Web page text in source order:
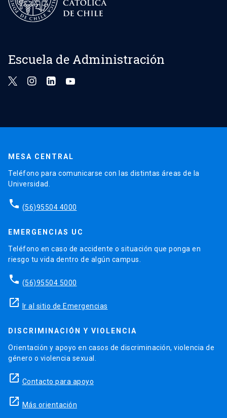
Escuela de Administración
MESA CENTRAL
Teléfono para comunicarse con las distintas áreas de la
Universidad.
phone (56)95504 4000
EMERGENCIAS UC
Teléfono en caso de accidente o situación que ponga en
riesgo tu vida dentro de algún campus.
phone (56)95504 5000
launch Ir al sitio de Emergencias
DISCRIMINACIÓN Y VIOLENCIA
Orientación y apoyo en casos de discriminación, violencia de
género o violencia sexual.
launch Contacto para apoyo
launch Más orientación